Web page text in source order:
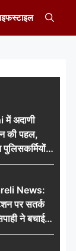
में अदाणी
की पहल,
पुलिसकर्मियों
किए गए छाते
News:
पर सतर्क
ने बचाई
जान, चलती